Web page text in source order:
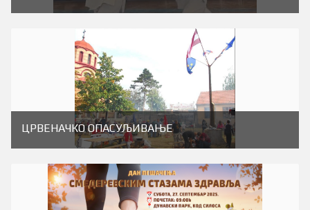
ЦРВЕНАЧКО ОПАСУЉИВАЊЕ